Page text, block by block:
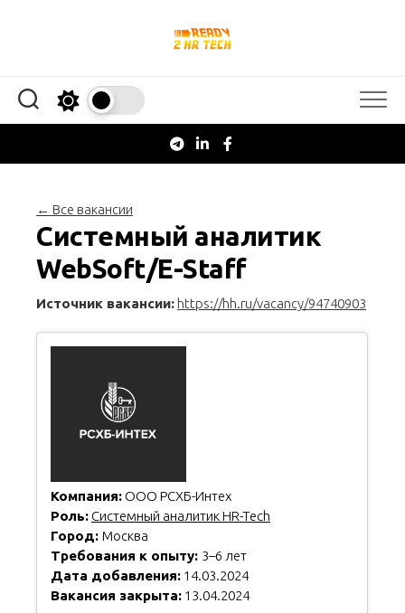
← Все вакансии
Системный аналитик
WebSoft/E-Staff
Источник вакансии: https://hh.ru/vacancy/94740903
Компания: ООО РСХБ-Интех
Роль: Системный аналитик HR-Tech
Город: Москва
Требования к опыту: 3–6 лет
Дата добавления: 14.03.2024
Вакансия закрыта: 13.04.2024